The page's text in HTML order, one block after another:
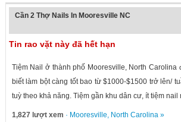
Cần 2 Thợ Nails In Mooresville NC
Tin rao vặt này đã hết hạn
Tiệm Nail ở thành phố Mooresville, North Carolina
biết làm bột càng tốt bao từ $1000-$1500 trở lên/
tuỳ theo khả năng. Tiệm gần khu dân cư, ít tiệm nail
1,827 lượt xem · Mooresville, North Carolina»